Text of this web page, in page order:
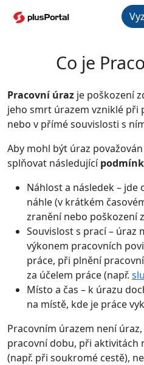
Co je
Pracovní úraz je poškození
jeho smrt úrazem vzniklé při
nebo v přímé souvislosti s
Aby mohl být úraz
splňovat následující
Náhlost a následek –
náhle (v krátkém
zranění nebo poškození
Souvislost s prací – úraz
výkonem pracovních
práce, při plnění
za účelem práce (např.
Místo a čas – k úrazu
na místě, kde je práce
Pracovním úrazem není
pracovní dobu, při aktivitách
(např. při soukromé cestě),